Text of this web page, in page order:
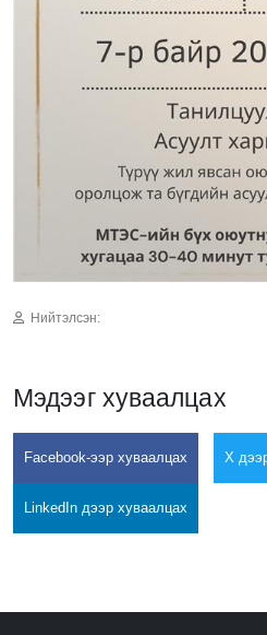
Нийтэлсэн:
Мэдээг хуваалцах
Facebook-ээр хуваалцах X
LinkedIn дээр хуваалцах